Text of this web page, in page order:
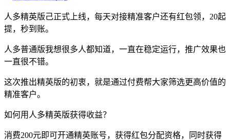
人多精英版己正式上线，每天对接精准客户还有红包领，20起
提，秒到账。
人多普通版我想很多人都知道，一直在稳定运行，推广效果也
一直很不错。
这次推出精英版的初衷，就是通过付费帮大家筛选更高价值的
精准客户。
如何用人多精英版获得收益？
消费200元即可开通精英账号，获得红包分配资格，同时获得